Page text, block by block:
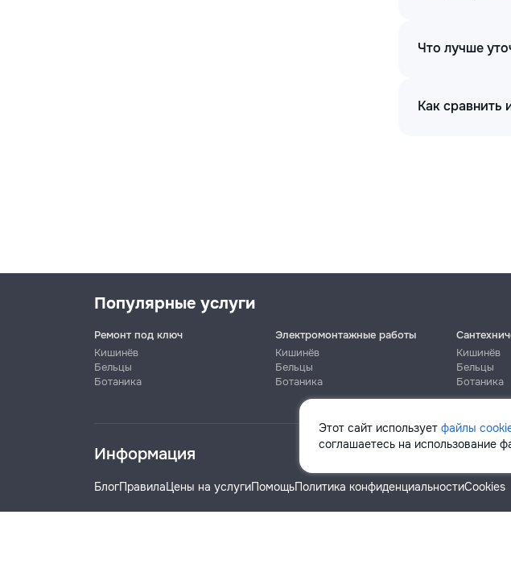
Что лучше
Как сравнить
Этот сайт использует файлы
соглашаетесь на использование
Популярные услуги
Ремонт под ключ
Кишинёв
Бельцы
Ботаника
Электромонтажные работы
Кишинёв
Бельцы
Ботаника
Кишинёв
Бельцы
Ботаника
Информация
БлогПравилаЦены на услугиПомощьПолитика конфиденциальностиCookies